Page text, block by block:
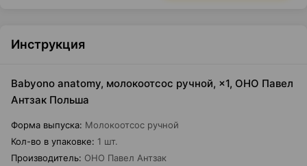
Инструкция
Babyono anatomy, молокоотсос ручной, ×1, ОНО Павел
Антзак Польша
Форма выпуска: Молокоотсос ручной
Кол-во в упаковке: 1 шт.
Производитель: ОНО Павел Антзак